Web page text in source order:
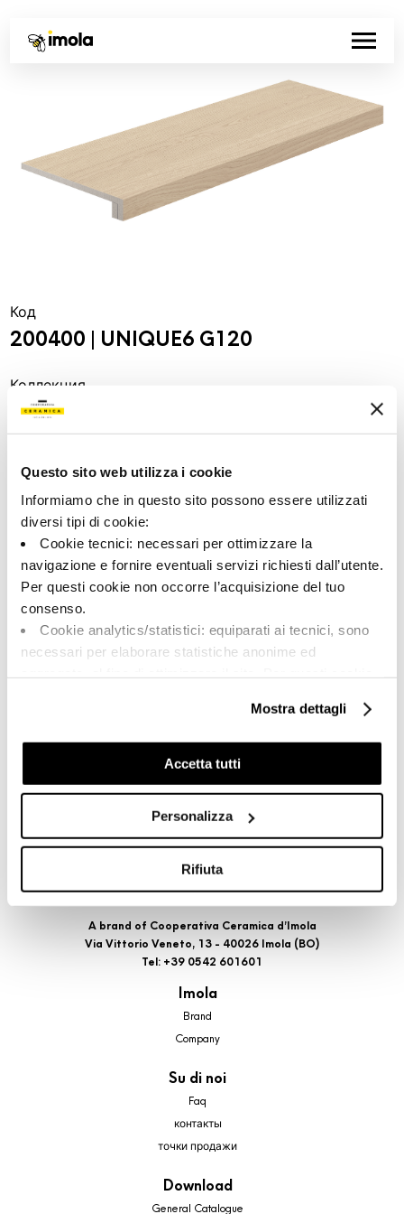
Questo sito web utilizza i cookie
Informiamo che in questo sito possono essere utilizzati
diversi tipi di cookie:
Cookie tecnici: necessari per ottimizzare la
navigazione e fornire eventuali servizi richiesti dall’utente.
Per questi cookie non occorre l’acquisizione del tuo
consenso.
Cookie analytics/statistici: equiparati ai tecnici, sono
necessari per elaborare statistiche anonime ed
Cookie di profilazione/marketing: sono utilizzati, solo
previo tuo consenso, per esaminare le tue abitudini di
navigazione e mostrarti quindi avvisi pubblicitari mirati, in
linea con le tue preferenze.
cookie di profilazione, selezionando uno dei bottoni sotto
riportati. Puoi avere maggiori dettagli visionando
l’Informativa estesa cookie. La chiusura del presente
banner comporterà il permanere dei soli cookie tecnici ed
comunque modificare le tue scelte in qualsiasi momento,
accedendo al link presente nel footer.
Mostra dettagli
Accetta tutti
Personalizza
Rifiuta
Код
200400 | UNIQUE6 G120
Коллекция
00237
Цвет шампанcкого
Типология:
Специальные элементы
Формат:
120.0x32.5
Естественный
Внешний вид поверхности:
Матовый
Разнотон:
V2
Единица измерения:
A brand of Cooperativa Ceramica d’Imola
Via Vittorio Veneto, 13 - 40026 Imola (BO)
Tel: +39 0542 601601
Imola
Brand
Company
Su di noi
Faq
контакты
точки продажи
Download
General Catalogue